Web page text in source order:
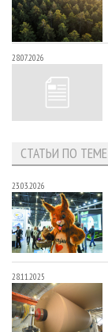
28.07.2026
СТАТЬИ ПО ТЕМЕ
23.03.2026
28.11.2025